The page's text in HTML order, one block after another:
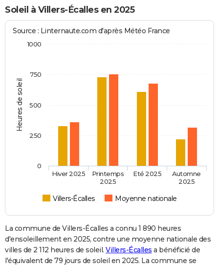
Soleil à Villers-Écalles en 2025
Heures de soleil
Source : Linternaute.com d'après Météo France
Villers-Écalles Moyenne nationale
Hiver 2025
Printemps
2025
Eté 2025
Automne
2025
0
250
500
750
1000
La commune de Villers-Écalles a connu 1 890 heures
d'ensoleillement en 2025, contre une moyenne nationale des
villes de 2 112 heures de soleil. Villers-Écalles a bénéficié de
l'équivalent de 79 jours de soleil en 2025. La commune se